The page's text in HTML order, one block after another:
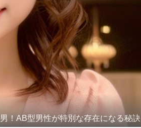
！AB型男性が特別な存在になる秘訣